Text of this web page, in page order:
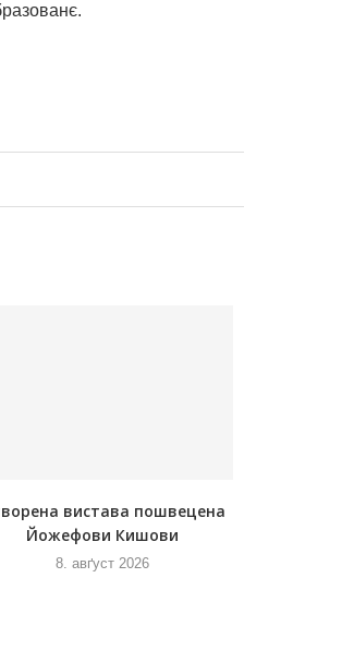
вистава пошвецена
Йожефови Кишови
8. авґуст 2026